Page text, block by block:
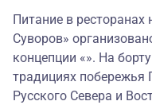
Питание в ресторанах
Суворов»
концепции «». На
традициях побережья
Русского Севера и